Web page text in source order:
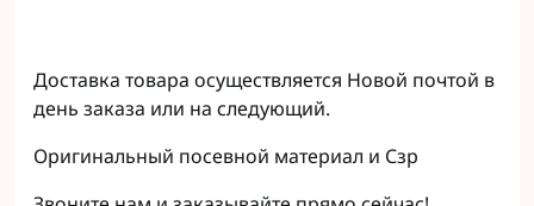
Доставка товара осуществляется Новой почтой в
день заказа или на следующий.
Оригинальный посевной материал и Сзр